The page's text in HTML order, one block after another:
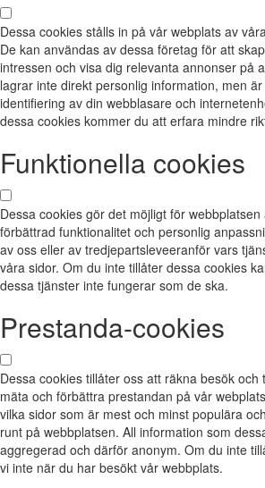
Dessa cookies stålls in på vår webplats av
De kan användas av dessa företag för att
intressen och visa dig relevanta annonser på
lagrar inte direkt personlig information, men
identifiering av din webblasare och
dessa cookies kommer du att erfara mindre
Funktionella cookies
Dessa cookies gör det möjligt för webbplatsen
förbättrad funktionalitet och personlig
av oss eller av tredjepartsleveeranför vars
våra sidor. Om du inte tillåter dessa cookies
dessa tjänster inte fungerar som de ska.
Prestanda-cookies
Dessa cookies tillåter oss att räkna besök och
mäta och förbättra prestandan på vår
vilka sidor som är mest och minst populära
runt på webbplatsen. All information som
aggregerad och därför anonym. Om du inte
vi inte när du har besökt vår webbplats.